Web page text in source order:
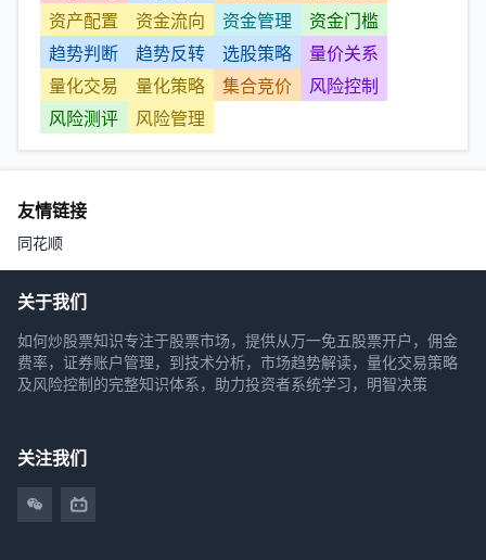
资产配置
资金流向 资金管理
资金门槛
趋势判断
趋势反转 选股策略
量价关系
量化交易
量化策略 集合竞价
风险控制
风险测评
风险管理
友情链接
同花顺
关于我们
如何炒股票知识专注于股票市场，提供从万一免五股票开户，佣金
费率，证券账户管理，到技术分析，市场趋势解读，量化交易策略
及风险控制的完整知识体系，助力投资者系统学习，明智决策
关注我们